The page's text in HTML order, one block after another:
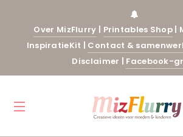
Over MizFlurry | Printables Shop |
InspiratieKit | Contact &
Disclaimer | Facebook-